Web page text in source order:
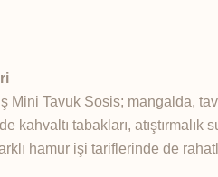
Mini Tavuk Sosis; mangalda,
kahvaltı tabakları,
hamur işi tariflerinde de